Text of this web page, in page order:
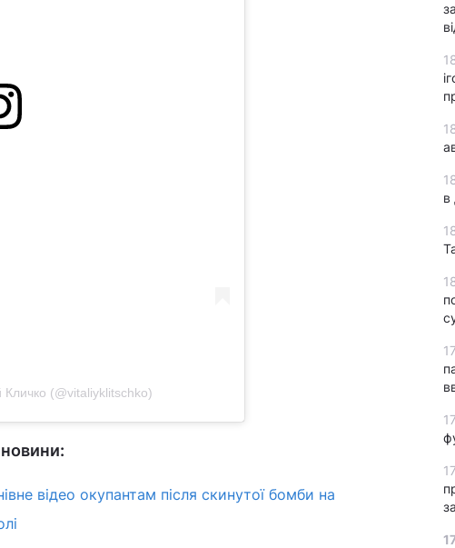
Кличко (@vitaliyklitschko)
відео окупантам після скинутої бомби на
в